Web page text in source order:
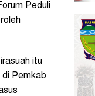
Peduli
itu
Pemkab